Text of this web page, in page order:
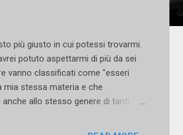
più giusto in cui potessi trovarmi.
potuto aspettarmi di più da sei
vanno classificati come "esseri
mia stessa materia e che
allo stesso genere di tanti